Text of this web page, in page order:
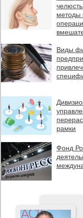
методы
Виды
рамки
Фонд